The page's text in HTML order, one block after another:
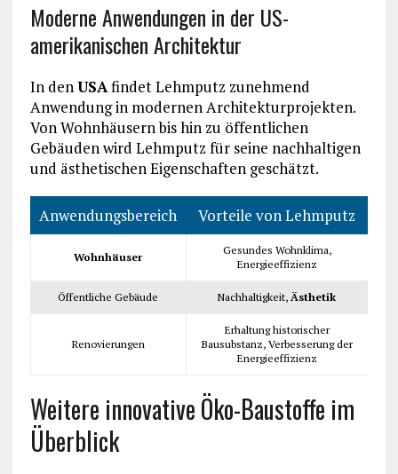
Moderne Anwendungen in der US-
amerikanischen Architektur
In denUSAfindet Lehmputz zunehmend
Anwendung in modernen Architekturprojekten.
Von Wohnhäusern bis hin zu öffentlichen
Gebäuden wird Lehmputz für seine nachhaltigen
und ästhetischen Eigenschaften geschätzt.
Anwendungsbereich Vorteile von Lehmputz
Wohnhäuser
Gesundes Wohnklima,
Energieeffizienz
Öffentliche Gebäude Nachhaltigkeit,Ästhetik
Renovierungen
Erhaltung historischer
Bausubstanz, Verbesserung der
Energieeffizienz
Weitere innovative Öko-Baustoffe im
Überblick